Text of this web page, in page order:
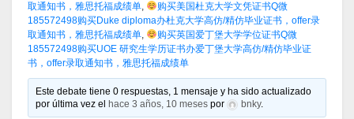
取通知书，雅思托福成绩单,
购买美国杜克大学文凭证书Q微
185572498购买Duke diploma办杜克大学高仿/精仿毕业证书，offer录
取通知书，雅思托福成绩单,
购买英国爱丁堡大学学位证书Q微
185572498购买UOE 研究生学历证书办爱丁堡大学高仿/精仿毕业证
书，offer录取通知书，雅思托福成绩单
Este debate tiene 0 respuestas, 1 mensaje y ha sido actualizado
por última vez el
hace 3 años, 10 meses por bnky.